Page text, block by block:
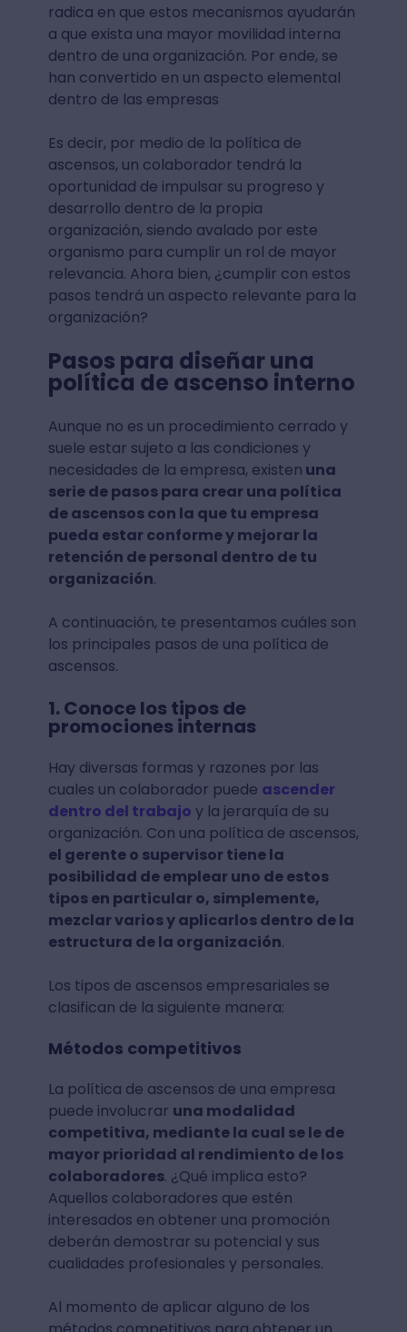
radica en que estos mecanismos ayudarán
a que exista una mayor movilidad interna
dentro de una organización. Por ende, se
han convertido en un aspecto elemental
dentro de las empresas
Es decir, por medio de la política de
ascensos, un colaborador tendrá la
oportunidad de impulsar su progreso y
desarrollo dentro de la propia
organización, siendo avalado por este
organismo para cumplir un rol de mayor
relevancia. Ahora bien, ¿cumplir con estos
pasos tendrá un aspecto relevante para la
organización?
Pasos para diseñar una
política de ascenso interno
Aunque no es un procedimiento cerrado y
suele estar sujeto a las condiciones y
necesidades de la empresa, existen una
serie de pasos para crear una política
de ascensos con la que tu empresa
pueda estar conforme y mejorar la
retención de personal dentro de tu
organización.
A continuación, te presentamos cuáles son
los principales pasos de una política de
ascensos.
1. Conoce los tipos de
promociones internas
Hay diversas formas y razones por las
cuales un colaborador puede ascender
dentro del trabajo y la jerarquía de su
organización. Con una política de ascensos,
el gerente o supervisor tiene la
posibilidad de emplear uno de estos
tipos en particular o, simplemente,
mezclar varios y aplicarlos dentro de la
estructura de la organización.
Los tipos de ascensos empresariales se
clasifican de la siguiente manera:
Métodos competitivos
La política de ascensos de una empresa
puede involucrar una modalidad
competitiva, mediante la cual se le de
mayor prioridad al rendimiento de los
colaboradores. ¿Qué implica esto?
Aquellos colaboradores que estén
interesados en obtener una promoción
deberán demostrar su potencial y sus
cualidades profesionales y personales.
Al momento de aplicar alguno de los